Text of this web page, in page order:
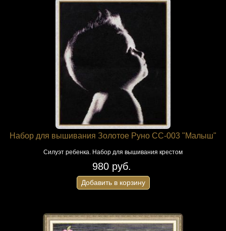
Набор для вышивания Золотое Руно СС-003 "Малыш"
Силуэт ребенка. Набор для вышивания крестом
980 руб.
Добавить в корзину